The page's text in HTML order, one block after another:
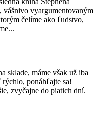
vášnivo vyargumentovaným
čelíme ako ľudstvo,
sklade, máme však už iba
rýchlo, ponáhľajte sa!
zvyčajne do piatich dní.